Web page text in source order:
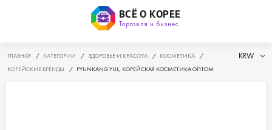
ВСЁ О КОРЕЕ
Торговля и бизнес
ГЛАВНАЯ / КАТЕГОРИИ / ЗДОРОВЬЕ И КРАСОТА / КОСМЕТИКА
/
КОРЕЙСКИЕ БРЕНДЫ
/ PYUNKANG YUL, КОРЕЙСКАЯ КОСМЕТИКА ОПТОМ
KRW